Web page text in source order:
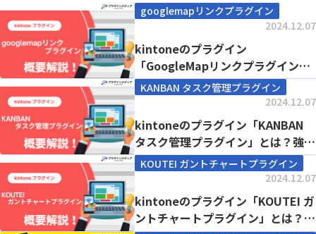
googlemapリンクプラグイン
2024.12.07
kintoneのプラグイン
「GoogleMapリンクプラグイン」
とは？強みや価格...
KANBAN タスク管理プラグイン
2024.12.07
kintoneのプラグイン「KANBAN
タスク管理プラグイン」とは？強み
や価格...
KOUTEI ガントチャートプラグイン
2024.12.07
kintoneのプラグイン「KOUTEI ガ
ントチャートプラグイン」とは？強